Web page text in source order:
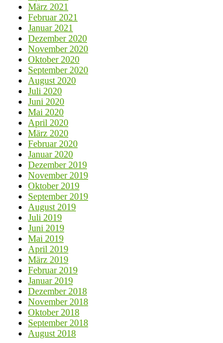
März 2021
Februar 2021
Januar 2021
Dezember 2020
November 2020
Oktober 2020
September 2020
August 2020
Juli 2020
Juni 2020
Mai 2020
April 2020
März 2020
Februar 2020
Januar 2020
Dezember 2019
November 2019
Oktober 2019
September 2019
August 2019
Juli 2019
Juni 2019
Mai 2019
April 2019
März 2019
Februar 2019
Januar 2019
Dezember 2018
November 2018
Oktober 2018
September 2018
August 2018